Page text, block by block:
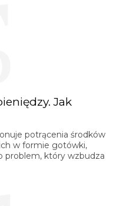
Jak
potrącenia środków
w formie gotówki,
problem, który wzbudza